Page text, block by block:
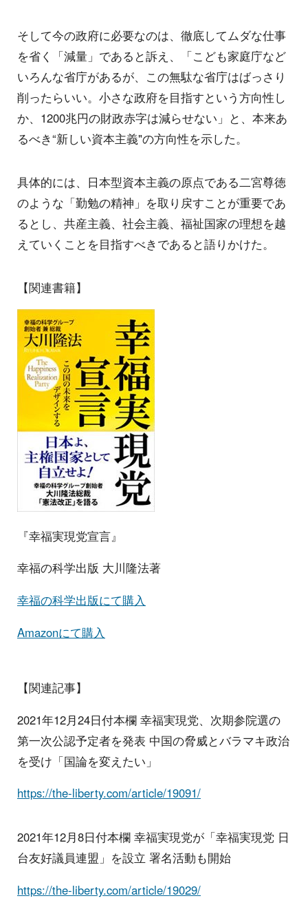
そして今の政府に必要なのは、徹底してムダな仕事
を省く「減量」であると訴え、「こども家庭庁など
いろんな省庁があるが、この無駄な省庁はばっさり
削ったらいい。小さな政府を目指すという方向性し
か、1200兆円の財政赤字は減らせない」と、本来あ
るべき“新しい資本主義"の方向性を示した。
具体的には、日本型資本主義の原点である二宮尊徳
のような「勤勉の精神」を取り戻すことが重要であ
るとし、共産主義、社会主義、福祉国家の理想を越
えていくことを目指すべきであると語りかけた。
【関連書籍】
『幸福実現党宣言』
幸福の科学出版 大川隆法著
幸福の科学出版にて購入
Amazonにて購入
【関連記事】
2021年12月24日付本欄 幸福実現党、次期参院選の
第一次公認予定者を発表 中国の脅威とバラマキ政治
を受け「国論を変えたい」
https://the-liberty.com/article/19091/
2021年12月8日付本欄 幸福実現党が「幸福実現党 日
台友好議員連盟」を設立 署名活動も開始
https://the-liberty.com/article/19029/